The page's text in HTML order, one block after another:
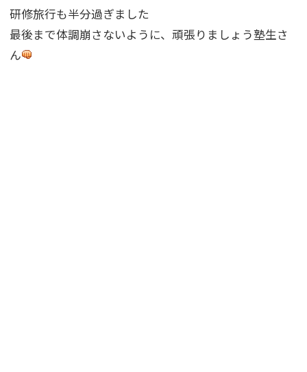
研修旅行も半分過ぎました
最後まで体調崩さないように、頑張りましょう塾生さ
ん